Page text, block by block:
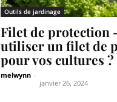
Outils de jardinage
Filet de protection
utiliser un filet de
pour vos cultures ?
melwynn
janvier 26, 2024